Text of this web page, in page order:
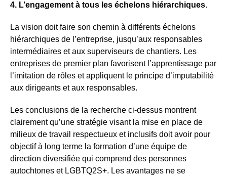
4. L’engagement à tous les échelons hiérarchiques.
La vision doit faire son chemin à différents échelons
hiérarchiques de l’entreprise, jusqu’aux responsables
intermédiaires et aux superviseurs de chantiers. Les
entreprises de premier plan favorisent l’apprentissage par
l’imitation de rôles et appliquent le principe d’imputabilité
aux dirigeants et aux responsables.
Les conclusions de la recherche ci-dessus montrent
clairement qu’une stratégie visant la mise en place de
milieux de travail respectueux et inclusifs doit avoir pour
objectif à long terme la formation d’une équipe de
direction diversifiée qui comprend des personnes
autochtones et LGBTQ2S+. Les avantages ne se